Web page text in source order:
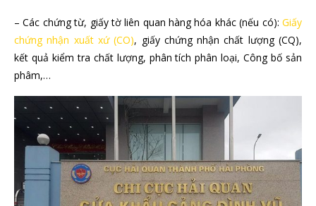
– Các chứng từ, giấy tờ liên quan hàng hóa khác (nếu có): Giấy
chứng nhận xuất xứ (CO), giấy chứng nhận chất lượng (CQ),
kết quả kiểm tra chất lượng, phân tích phân loại, Công bố sản
phâm,…